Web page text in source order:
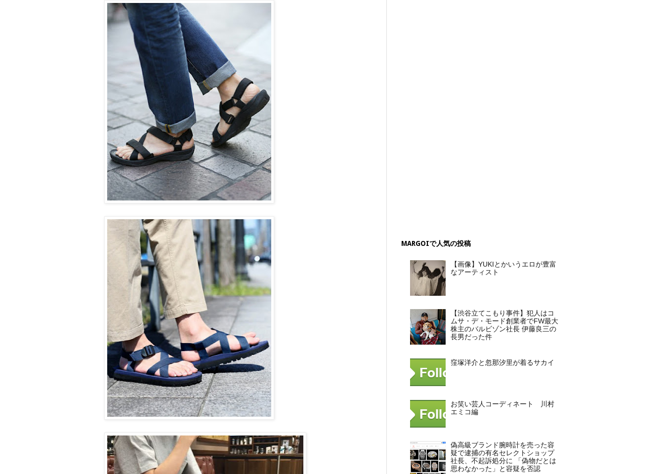
MARGOIで人気の投稿
【画像】YUKIとかいうエロが豊富
なアーティスト
【渋谷立てこもり事件】犯人はコ
ムサ・デ・モード創業者でFW最大
株主のバルビゾン社長 伊藤良三の
長男だった件
窪塚洋介と忽那汐里が着るサカイ
お笑い芸人コーディネート 川村
エミコ編
偽高級ブランド腕時計を売った容
疑で逮捕の有名セレクトショップ
社長、不起訴処分に 「偽物だとは
思わなかった」と容疑を否認